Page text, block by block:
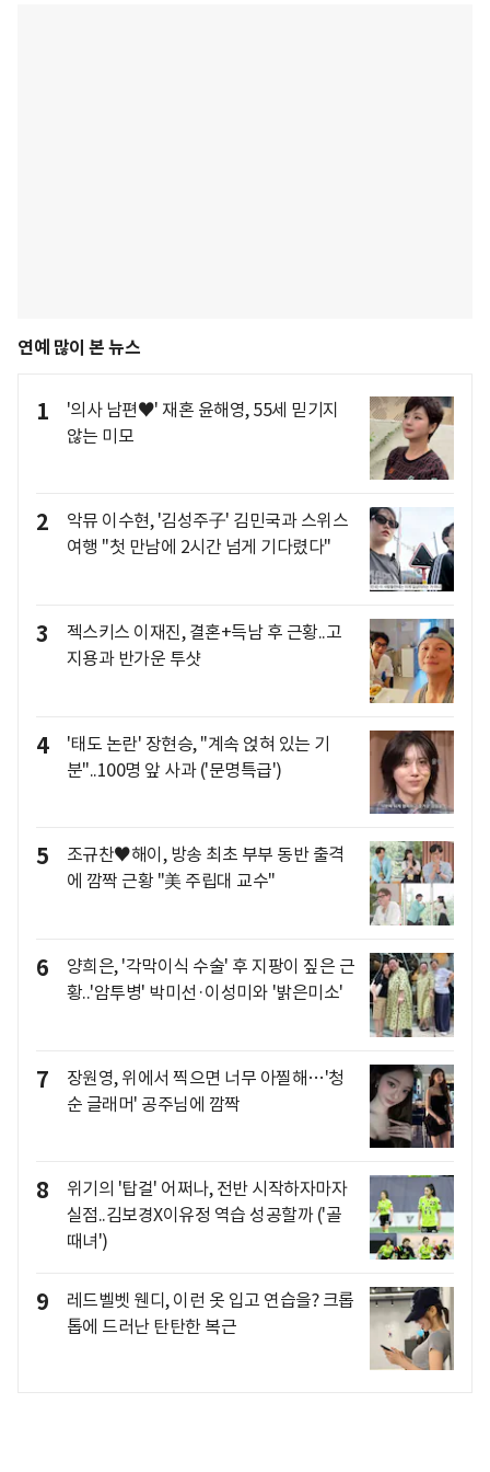
연예 많이 본 뉴스
1
'의사 남편♥' 재혼 윤해영, 55세 믿기지
않는 미모
2
악뮤 이수현, '김성주子' 김민국과 스위스
여행 "첫 만남에 2시간 넘게 기다렸다"
3
젝스키스 이재진, 결혼+득남 후 근황..고
지용과 반가운 투샷
4
'태도 논란' 장현승, "계속 얹혀 있는 기
분"..100명 앞 사과 ('문명특급')
5
조규찬♥해이, 방송 최초 부부 동반 출격
에 깜짝 근황 "美 주립대 교수"
6
양희은, '각막이식 수술' 후 지팡이 짚은 근
황..'암투병' 박미선·이성미와 '밝은미소'
7
장원영, 위에서 찍으면 너무 아찔해…'청
순 글래머' 공주님에 깜짝
8
위기의 '탑걸' 어쩌나, 전반 시작하자마자
실점..김보경X이유정 역습 성공할까 ('골
때녀')
9
레드벨벳 웬디, 이런 옷 입고 연습을? 크롭
톱에 드러난 탄탄한 복근